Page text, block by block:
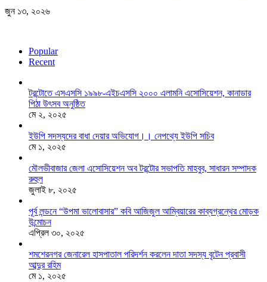
জুন ১৩, ২০২৬
Popular
Recent
টরন্টোতে এসএসসি ১৯৯৮-এইচএসসি ২০০০ এলামনি এসোসিয়েশন, কানাডার
পিঠা উৎসব অনুষ্ঠিত
মে ২, ২০২৫
ইউপি সদস্যদের বাধা দেয়ার অভিযোগ।। নেপথ্যে ইউপি সচিব
মে ১, ২০২৫
মৌলভীবাজার জেলা এসোসিয়েশন অব টরন্টোর সভাপতি মাহবুব, সাধারন সম্পাদক
রুহুল
জুলাই ৮, ২০২৫
পূর্ব লন্ডনে “উপমা ভালোবাসার” কবি আজিজুল আম্বিয়ারের কাব্যগ্রন্থের মোড়ক
উন্মোচন
এপ্রিল ৩০, ২০২৫
শমশেরনগর জেনারেল হাসপাতাল পরিদর্শন করলেন দাতা সদস্য বৃটেন প্রবাসী
আব্দুর রহিম
মে ১, ২০২৫